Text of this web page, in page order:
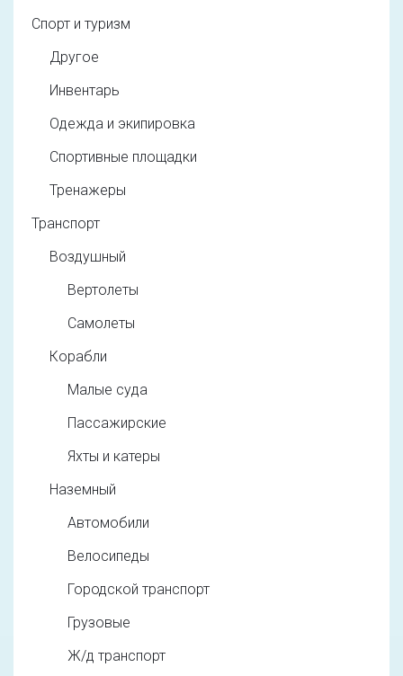
Спорт и туризм
Другое
Инвентарь
Одежда и экипировка
Спортивные площадки
Тренажеры
Транспорт
Воздушный
Вертолеты
Самолеты
Корабли
Малые суда
Пассажирские
Яхты и катеры
Наземный
Автомобили
Велосипеды
Городской транспорт
Грузовые
Ж/д транспорт